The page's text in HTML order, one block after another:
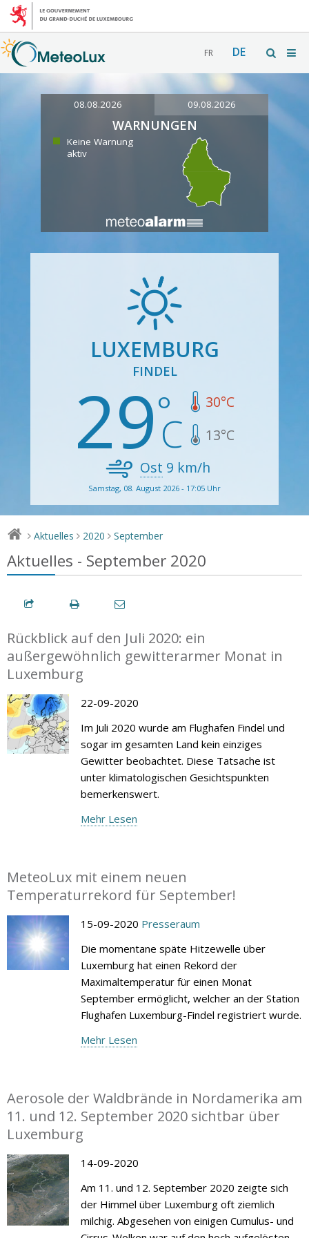
FR DE
08.08.2026 09.08.2026
WARNUNGEN
Keine Warnung
aktiv
LUXEMBURG
FINDEL
29 30°C
13°C
Ost 9 km/h
Samstag, 08. August 2026 - 17:05 Uhr
> Aktuelles > 2020 > September
Aktuelles - September 2020
Rückblick auf den Juli 2020: ein
außergewöhnlich gewitterarmer Monat in
Luxemburg
22-09-2020
Im Juli 2020 wurde am Flughafen Findel und
sogar im gesamten Land kein einziges
Gewitter beobachtet. Diese Tatsache ist
unter klimatologischen Gesichtspunkten
bemerkenswert.
Mehr Lesen
MeteoLux mit einem neuen
Temperaturrekord für September!
15-09-2020 Presseraum
Die momentane späte Hitzewelle über
Luxemburg hat einen Rekord der
Maximaltemperatur für einen Monat
September ermöglicht, welcher an der Station
Flughafen Luxemburg-Findel registriert wurde.
Mehr Lesen
Aerosole der Waldbrände in Nordamerika am
11. und 12. September 2020 sichtbar über
Luxemburg
14-09-2020
Am 11. und 12. September 2020 zeigte sich
der Himmel über Luxemburg oft ziemlich
milchig. Abgesehen von einigen Cumulus- und